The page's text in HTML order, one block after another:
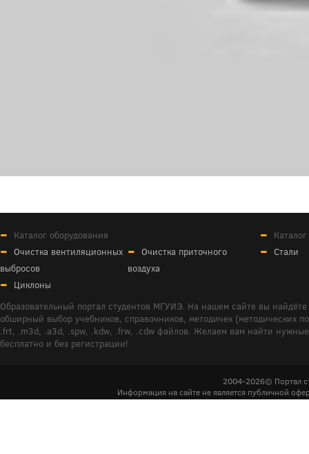
Каталог оборудования
Очистка вентиляционных
выбросов
Очистка приточного
воздуха
Циклоны
Стали
Образовательный портал студентов МГУИЭ. На нашем сайте вы
обширный выбор учебников, справочников, методичек (методических
.frt, .m3d, .a3d, .spw, .kdw, .frw, .cdw файлов. Желаем вам найти
бесплатно и без регистрации!
2004-2026© Портал
Информация на сайте не является публичной